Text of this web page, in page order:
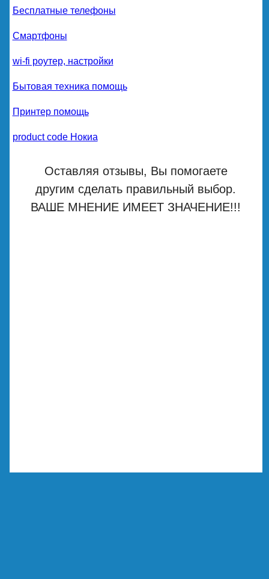
Бесплатные телефоны
Смартфоны
wi-fi роутер, настройки
Бытовая техника помощь
Принтер помощь
product code Нокиа
Оставляя отзывы, Вы помогаете
другим сделать правильный выбор.
ВАШЕ МНЕНИЕ ИМЕЕТ ЗНАЧЕНИЕ!!!